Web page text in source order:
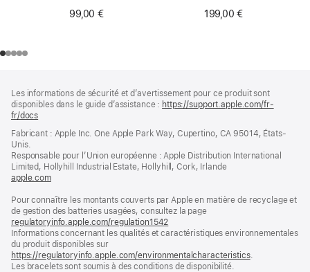
99,00 €
199,00 €
de
page
de
bas
page
Les informations de sécurité et d’avertissement pour ce produit sont
disponibles dans le guide d’assistance : https://support.apple.com/fr-
fr/docs
une
fenêtre)
Fabricant : Apple Inc. One Apple Park Way, Cupertino, CA 95014, États-
Unis.
Responsable pour l’Union européenne : Apple Distribution International
Limited, Hollyhill Industrial Estate, Hollyhill, Cork, Irlande
apple.com(s’ouvre
une
nouvelle
fenêtre)
Pour connaître les montants couverts par Apple en matière de recyclage et
de gestion des batteries usagées, consultez la page
regulatoryinfo.apple.com/regulation1542
dans
nouvelle
fenêtre)
Informations concernant les qualités et caractéristiques environnementales
du produit disponibles sur
https://regulatoryinfo.apple.com/environmentalcharacteristics.
Les bracelets sont soumis à des conditions de disponibilité.